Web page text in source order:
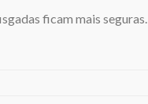
ficam mais seguras.